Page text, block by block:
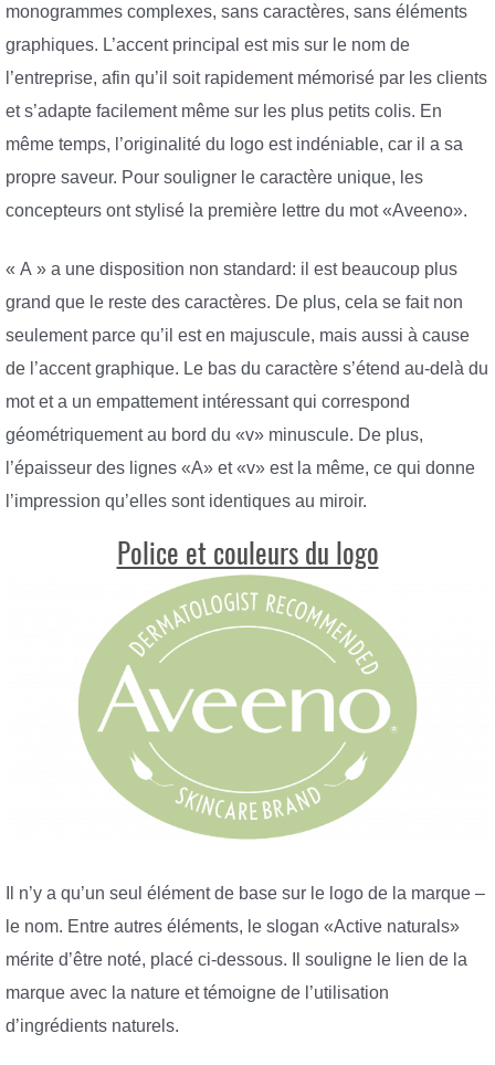
monogrammes complexes, sans caractères, sans éléments
graphiques. L’accent principal est mis sur le nom de
l’entreprise, afin qu’il soit rapidement mémorisé par les clients
et s’adapte facilement même sur les plus petits colis. En
même temps, l’originalité du logo est indéniable, car il a sa
propre saveur. Pour souligner le caractère unique, les
concepteurs ont stylisé la première lettre du mot «Aveeno».
« A » a une disposition non standard: il est beaucoup plus
grand que le reste des caractères. De plus, cela se fait non
seulement parce qu’il est en majuscule, mais aussi à cause
de l’accent graphique. Le bas du caractère s’étend au-delà du
mot et a un empattement intéressant qui correspond
géométriquement au bord du «v» minuscule. De plus,
l’épaisseur des lignes «A» et «v» est la même, ce qui donne
l’impression qu’elles sont identiques au miroir.
Police et couleurs du logo
Il n’y a qu’un seul élément de base sur le logo de la marque –
le nom. Entre autres éléments, le slogan «Active naturals»
mérite d’être noté, placé ci-dessous. Il souligne le lien de la
marque avec la nature et témoigne de l’utilisation
d’ingrédients naturels.